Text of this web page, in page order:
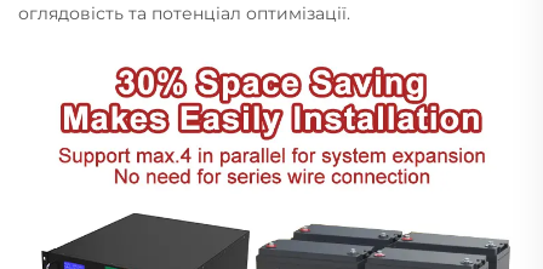
оглядовість та потенціал оптимізації.